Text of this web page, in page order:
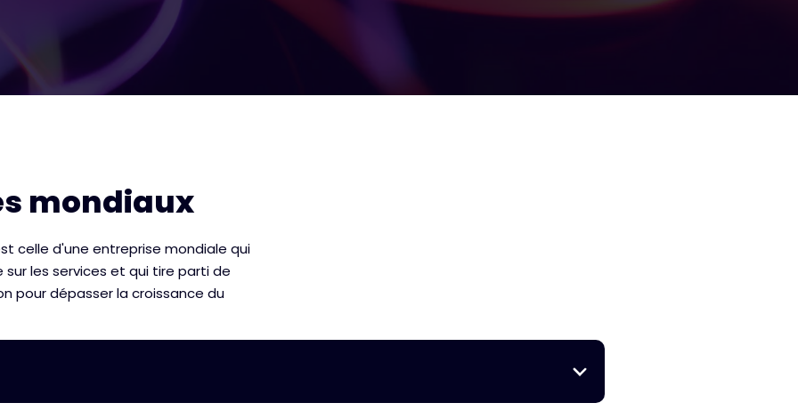
mondiaux
celle d'une entreprise mondiale qui
les services et qui tire parti de
pour dépasser la croissance du